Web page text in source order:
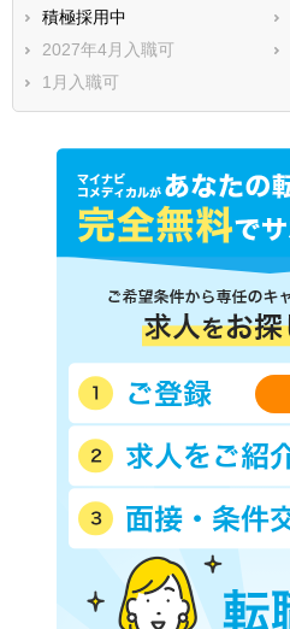
積極採用中
2027年4月入職可
1月入職可